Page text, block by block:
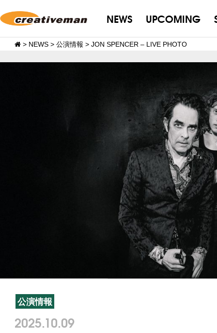
NEWS UPCOMING
> NEWS > 公演情報 > JON SPENCER – LIVE PHOTO
公演情報
2025.10.09